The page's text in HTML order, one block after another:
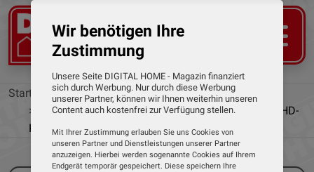
Startseite
News
Neue Türsprechanlage von 2N: Weitwinkel-Full-HD-
Kamera und App-Kontrolle
Wir benötigen Ihre
Zustimmung
Unsere Seite DIGITAL HOME - Magazin finanziert
sich durch Werbung. Nur durch diese Werbung
unserer Partner, können wir Ihnen weiterhin unseren
Content auch kostenfrei zur Verfügung stellen.
Mit Ihrer Zustimmung erlauben Sie uns Cookies von
unseren Partner und Dienstleistungen unserer Partner
anzuzeigen. Hierbei werden sogenannte Cookies auf Ihrem
Endgerät temporär gespeichert. Diese speichern Ihre